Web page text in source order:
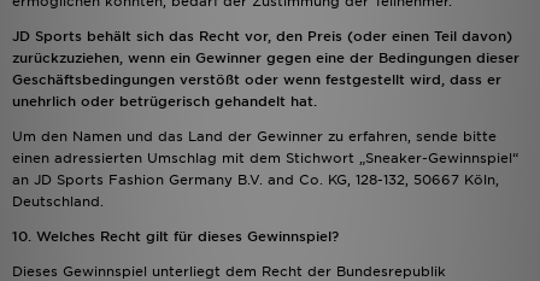
JD Sports behält sich das Recht vor, den Preis (oder einen Teil davon)
zurückzuziehen, wenn ein Gewinner gegen eine der Bedingungen dieser
Geschäftsbedingungen verstößt oder wenn festgestellt wird, dass er
unehrlich oder betrügerisch gehandelt hat.
Um den Namen und das Land der Gewinner zu erfahren, sende bitte
einen adressierten Umschlag mit dem Stichwort „Sneaker-Gewinnspiel“
an JD Sports Fashion Germany B.V. and Co. KG, 128-132, 50667 Köln,
Deutschland.
10. Welches Recht gilt für dieses Gewinnspiel?
Dieses Gewinnspiel unterliegt dem Recht der Bundesrepublik